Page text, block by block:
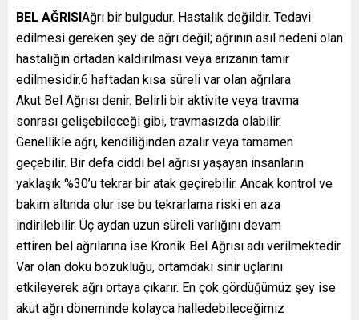
BEL AĞRISI Ağrı bir bulgudur. Hastalık değildir. Tedavi
edilmesi gereken şey de ağrı değil; ağrının asıl nedeni olan
hastalığın ortadan kaldırılması veya arızanın tamir
edilmesidir.6 haftadan kısa süreli var olan ağrılara
Akut Bel Ağrısı denir. Belirli bir aktivite veya travma
sonrası gelişebileceği gibi, travmasızda olabilir.
Genellikle ağrı, kendiliğinden azalır veya tamamen
geçebilir. Bir defa ciddi bel ağrısı yaşayan insanların
yaklaşık %30’u tekrar bir atak geçirebilir. Ancak kontrol ve
bakım altında olur ise bu tekrarlama riski en aza
indirilebilir. Üç aydan uzun süreli varlığını devam
ettiren bel ağrılarına ise Kronik Bel Ağrısı adı verilmektedir.
Var olan doku bozukluğu, ortamdaki sinir uçlarını
etkileyerek ağrı ortaya çıkarır. En çok gördüğümüz şey ise
akut ağrı döneminde kolayca halledebileceğimiz